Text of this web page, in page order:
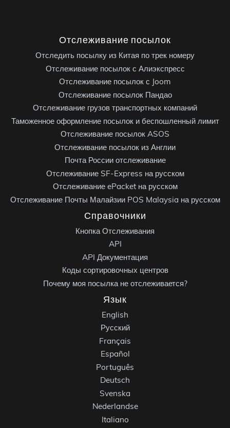
Отслеживание посылок
Отследить посылку из Китая по трек номеру
Отслеживание посылок с Алиэкспресс
Отслеживание посылок с Joom
Отслеживание посылок Пандао
Отслеживание грузов транспортных компаний
Таможенное оформление посылок и беспошленный лимит
Отслеживание посылок ASOS
Отслеживание посылок из Англии
Почта России отслеживание
Отслеживание SF-Express на русском
Отслеживание ePacket на русском
Отслеживание Почты Малайзии POS Malaysia на русском
Справочники
Кнопка Отслеживания
API
API Документация
Коды сортировочных центров
Почему моя посылка не отслеживается?
Язык
English
Русский
Français
Español
Português
Deutsch
Svenska
Nederlandse
Italiano